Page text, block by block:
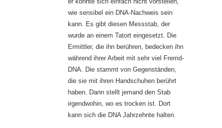
wie sensibel ein DNA-Nachweis sein
kann. Es gibt diesen Messstab, der
wurde an einem Tatort eingesetzt. Die
Ermittler, die ihn berühren, bedecken ihn
während ihrer Arbeit mit sehr viel Fremd-
DNA. Die stammt von Gegenständen,
die sie mit ihren Handschuhen berührt
haben. Dann stellt jemand den Stab
irgendwohin, wo es trocken ist. Dort
kann sich die DNA Jahrzehnte halten.